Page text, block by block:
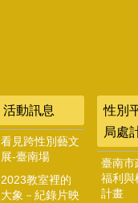
活動訊息
看見跨性別藝文
展-臺南場
2023教室裡的
大象－紀錄片映
性別
局處
臺南市
福利與
計畫